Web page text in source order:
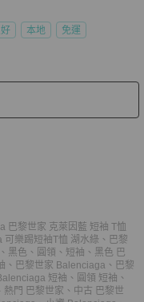
本地 免運
巴黎世家 克萊因藍 短袖 T恤
可樂踢短袖T恤 湖水綠 、 巴黎
、 黑色 、 圓領 、 短袖 、 黑色 巴
、 巴黎世家 Balenciaga 、 巴黎
短袖 、 圓領 短袖 、
熱門 巴黎世家 、 中古 巴黎世